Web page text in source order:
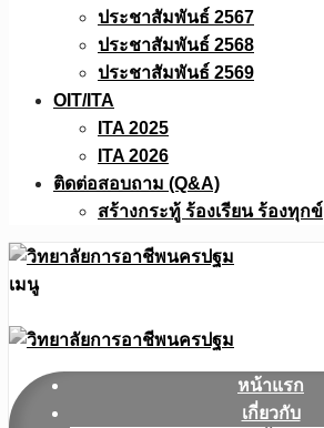
ประชาสัมพันธ์ 2567
ประชาสัมพันธ์ 2568
ประชาสัมพันธ์ 2569
OIT/ITA
ITA 2025
ITA 2026
ติดต่อสอบถาม (Q&A)
สร้างกระทู้ ร้องเรียน ร้องทุกข์
เมนู
หน้าแรก
เกี่ยวกับ